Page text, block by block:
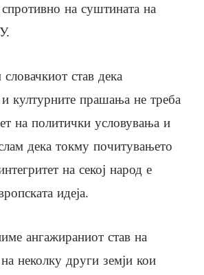
на суштината на
став дека
и културните прашања не треба
на политички условувања и
дека токму почитувањето
на секој народ е
идеја.
ангажираниот став на
неколку други земји кои